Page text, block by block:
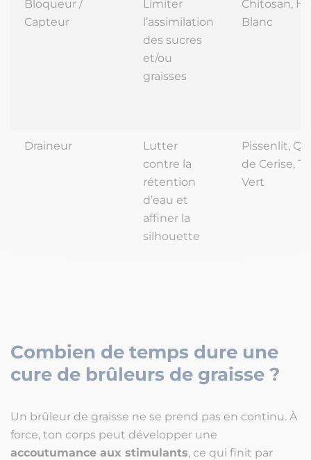
Bloqueur /
Capteur
Limiter
l’assimilation
des sucres
et/ou
graisses
Chitosan,
Blanc
Draineur
Lutter
contre la
rétention
d’eau et
affiner la
silhouette
Pissenlit,
de Cerise,
Vert
Combien de temps dure une
cure de brûleurs de graisse ?
Un brûleur de graisse ne se prend pas en continu. À
force, ton corps peut développer une
accoutumance aux stimulants, ce qui finit par